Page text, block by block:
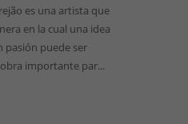
es una artista que
en la cual una idea
pasión puede ser
importante par...